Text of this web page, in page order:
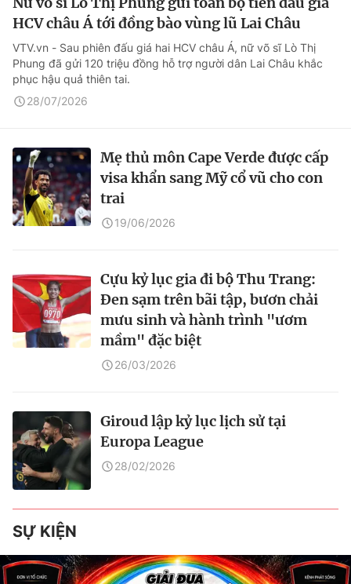
HCV châu Á tới đồng bào vùng lũ Lai Châu
VTV.vn - Sau phiên đấu giá hai HCV châu Á, nữ võ sĩ Lò Thị
Phung đã gửi 120 triệu đồng hỗ trợ người dân Lai Châu khắc
phục hậu quả thiên tai.
28/07/2026
Mẹ thủ môn Cape Verde được cấp
visa khẩn sang Mỹ cổ vũ cho con
trai
19/06/2026
Cựu kỷ lục gia đi bộ Thu Trang:
Đen sạm trên bãi tập, bươn chải
mưu sinh và hành trình "ươm
mầm" đặc biệt
26/03/2026
Giroud lập kỷ lục lịch sử tại
Europa League
28/02/2026
SỰ KIỆN